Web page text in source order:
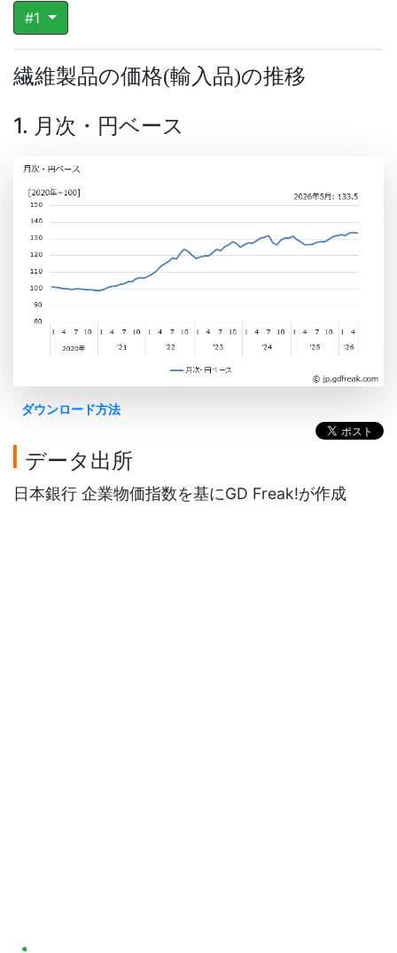
#1
繊維製品の価格(輸入品)の推移
1. 月次・円ベース
ダウンロード方法
データ出所
日本銀行 企業物価指数を基にGD Freak!が作成